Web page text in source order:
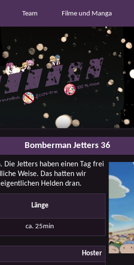
Team Filme und Manga
Bomberman Jetters 36
Die Jetters haben einen Tag frei
Weise. Das hatten wir
Helden dran.
Länge
ca. 25min
Hoster